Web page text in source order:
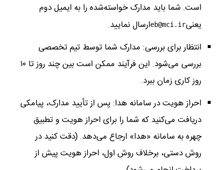
است. شما باید مدارک خواسته‌شده را به ایمیل دوم
یعنیeb@mci.irارسال نمایید.
انتظار برای بررسی: مدارک شما توسط تیم تخصصی
بررسی می‌شود. این فرآیند ممکن است بین چند روز تا ۱۰
روز کاری زمان ببرد.
احراز هویت در سامانه هدا: پس از تأیید مدارک، پیامکی
دریافت می‌کنید که شما را برای احراز هویت و تطبیق
چهره به سامانه «هدا» ارجاع می‌دهد. (دقت کنید در
روش دستی، برخلاف روش اول، احراز هویت پیش از